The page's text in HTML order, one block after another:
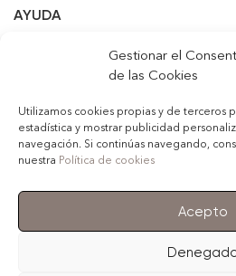
Gestionar el
de las Cookies
Utilizamos cookies propias y de terceros
estadística y mostrar publicidad
navegación. Si continúas navegando,
nuestra Política de cookies
Acepto
AYUDA
Formas de Pago
Política de Privacidad
Contacto